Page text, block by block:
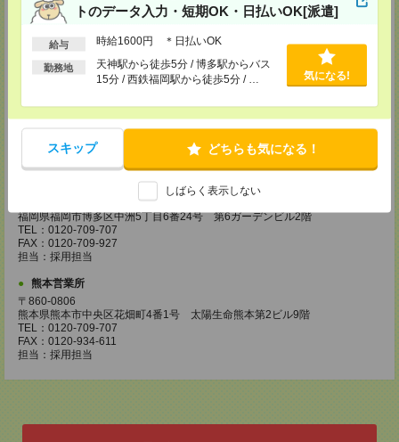
トのデータ入力・短期OK・日払いOK[派遣]
給与 時給1600円 ＊日払いOK
勤務地
天神駅から徒歩5分 / 博多駅からバス
15分 / 西鉄福岡駅から徒歩5分 / …
気になる!
スキップ どちらも気になる！
しばらく表示しない
〒730-0031
広島県広島市中区紙屋町2丁目1番地22号 広島興銀ビル11階
TEL：0120-709-707
FAX：0120-934-504
担当：採用担当
〒790-0003
愛媛県松山市三番町7丁目1番地21号 ジブラルタ生命松山ビル8階
TEL：0120-709-707
FAX：0120-709-890
福岡県福岡市博多区中洲5丁目6番24号 第6ガーデンビル2階
TEL：0120-709-707
FAX：0120-709-927
担当：採用担当
熊本営業所
〒860-0806
熊本県熊本市中央区花畑町4番1号 太陽生命熊本第2ビル9階
TEL：0120-709-707
FAX：0120-934-611
担当：採用担当